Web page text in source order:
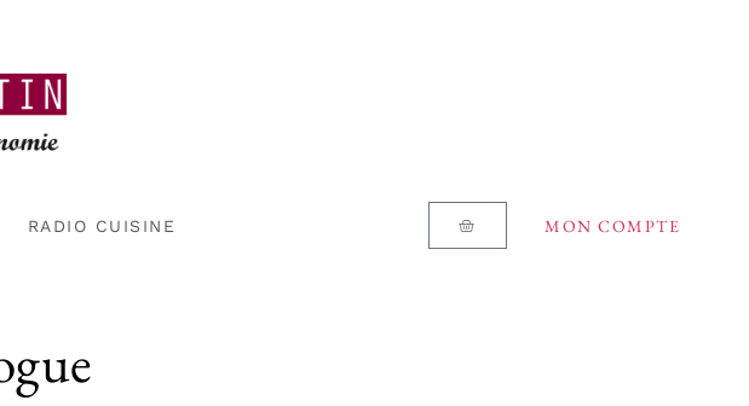
RADIO CUISINE MON COMPTE